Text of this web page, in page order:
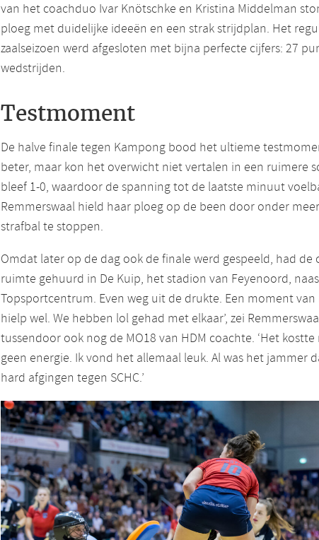
van het coachduo Ivar Knötschke en Kristina Middelman
ploeg met duidelijke ideeën en een strak strijdplan. Het
zaalseizoen werd afgesloten met bijna perfecte cijfers: 27
wedstrijden.
Testmoment
De halve finale tegen Kampong bood het ultieme
beter, maar kon het overwicht niet vertalen in een ruimere
bleef 1-0, waardoor de spanning tot de laatste minuut
Remmerswaal hield haar ploeg op de been door onder
strafbal te stoppen.
Omdat later op de dag ook de finale werd gespeeld, had de
ruimte gehuurd in De Kuip, het stadion van Feyenoord,
Topsportcentrum. Even weg uit de drukte. Een moment van
hielp wel. We hebben lol gehad met elkaar’, zei
tussendoor ook nog de MO18 van HDM coachte. ‘Het
geen energie. Ik vond het allemaal leuk. Al was het jammer
hard afgingen tegen SCHC.’